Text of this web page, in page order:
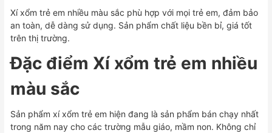
Xí xổm trẻ em nhiều màu sắc phù hợp với mọi trẻ em, đảm bảo
an toàn, dễ dàng sử dụng. Sản phẩm chất liệu bền bỉ, giá tốt
trên thị trường.
Đặc điểm Xí xổm trẻ em nhiều
màu sắc
Sản phẩm xí xổm trẻ em hiện đang là sản phẩm bán chạy nhất
trong năm nay cho các trường mẫu giáo, mầm non. Không chỉ